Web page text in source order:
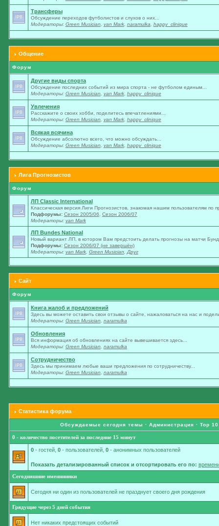
Трансферы
Обсуждение переходов футболистов и слухов о них...
Модераторы: Green Musician van Mark, naramulka happy_clinique
Общение
Форум
Другие виды спорта
Обсуждение последних событий из мира спорта - не футболом единым...
Модераторы: Green Musician van Mark, happy_clinique
Увлечения
Расскажите о своих хобби, поделитесь впечатлениями...
Модераторы: Green Musician van Mark, happy_clinique
Всякая всячина
Обсуждение абсолютно всего, что можно обсуждать...
Модераторы: Green Musician van Mark, happy_clinique
Лига Прогнозистов
Форум
ЛП Classic International
Классическая версия Лиги Прогнозистов, знакомая нашим пользователям по
Подфорумы: Сезон 2005/06
Сезон 2006/07
Модераторы: van Mark
ЛП Bundes National
Новый вариант ЛП, в котором Вам предстоить делать прогнозы на матчи
Подфорумы: Сезон 2006/07 (не завершён)
Модераторы: van Mark, Green Musician Друг
Сайт
Форум
Книга жалоб и предложений
Здесь вы можете оставить свои отзывы о сайте, нажаловаться на нас и
Модераторы: Green Musician naramulka
Обновления
Вся информация об обновлениях на сайте вывешивается здесь...
Модераторы: Green Musician naramulka
Сотрудничество
Здесь мы принимаем любые ваши предложения по сотрудничеству...
Модераторы: Green Musician naramulka
Статистика форума
Обсуждаемые сегодня темы · Администрация · Top
0 - количество посетителей за последние 15 минут
0- гостей, 0- пользователей, 0- анонимных пользователей
Показать детализированный список и отсортировать его по:
Сегодняшние именинники
Сегодня ни один из пользователей не празднует своего дня рождения
Грядущие через 5 дней события
Нет никаких предстоящих событий